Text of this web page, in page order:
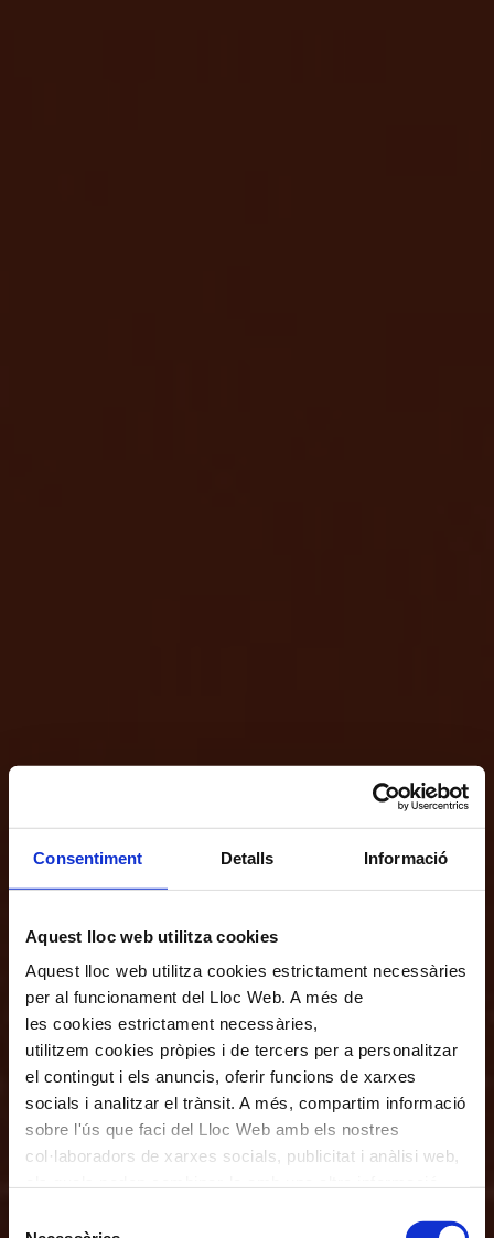
Consentiment Detalls Informació
Aquest lloc web utilitza cookies
Aquest lloc web utilitza cookies estrictament necessàries
per al funcionament del Lloc Web. A més de
les cookies estrictament necessàries,
utilitzem cookies pròpies i de tercers per a personalitzar
el contingut i els anuncis, oferir funcions de xarxes
socials i analitzar el trànsit. A més, compartim informació
sobre l'ús que faci del Lloc Web amb els nostres
col·laboradors de xarxes socials, publicitat i anàlisi web,